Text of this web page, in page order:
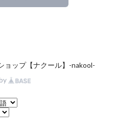
ョップ【ナクール】-nakool-